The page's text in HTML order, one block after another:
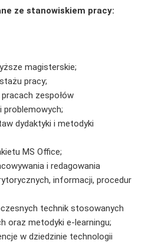
ze stanowiskiem pracy:
magisterskie;
pracy;
zespołów
dydaktyki i metodyki
MS Office;
i redagowania
informacji, procedur
technik stosowanych
oraz metodyki e-learningu;
w dziedzinie technologii